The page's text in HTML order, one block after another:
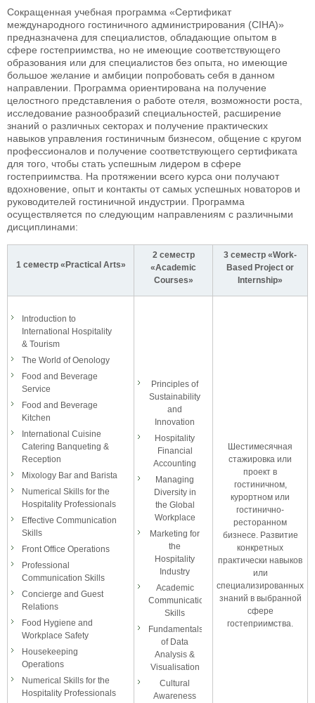
Сокращенная учебная программа «Сертификат
международного гостиничного администрирования (CIHA)»
предназначена для специалистов, обладающие опытом в
сфере гостеприимства, но не имеющие соответствующего
образования или для специалистов без опыта, но имеющие
большое желание и амбиции попробовать себя в данном
направлении. Программа ориентирована на получение
целостного представления о работе отеля, возможности роста,
исследование разнообразий специальностей, расширение
знаний о различных секторах и получение практических
навыков управления гостиничным бизнесом, общение с кругом
профессионалов и получение соответствующего сертификата
для того, чтобы стать успешным лидером в сфере
гостеприимства. На протяжении всего курса они получают
вдохновение, опыт и контакты от самых успешных новаторов и
руководителей гостиничной индустрии. Программа
осуществляется по следующим направлениям с различными
дисциплинами:
1 семестр «Practical Arts»
2 семестр
«Academic
Courses»
3 семестр «Work-
Based Project or
Internship»
Introduction to
International Hospitality
& Tourism
The World of Oenology
Food and Beverage
Service
Food and Beverage
Kitchen
International Cuisine
Catering Banqueting &
Reception
Mixology Bar and Barista
Numerical Skills for the
Hospitality Professionals
Effective Communication
Skills
Front Office Operations
Professional
Communication Skills
Concierge and Guest
Relations
Food Hygiene and
Workplace Safety
Housekeeping
Operations
Numerical Skills for the
Hospitality Professionals
Principles of
Sustainability
and
Innovation
Hospitality
Financial
Accounting
Managing
Diversity in
the Global
Workplace
Marketing for
the
Hospitality
Industry
Academic
Communication
Skills
Fundamentals
of Data
Analysis &
Visualisation
Cultural
Awareness
Шестимесячная
стажировка или
проект в
гостиничном,
курортном или
гостинично-
ресторанном
бизнесе. Развитие
конкретных
практически навыков
или
специализированных
знаний в выбранной
сфере
гостеприимства.